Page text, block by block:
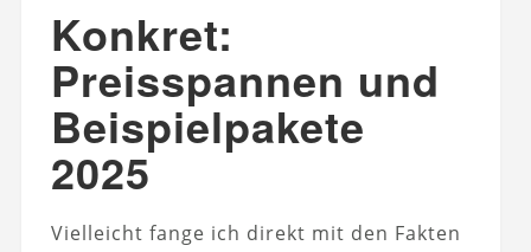
Konkret:
Preisspannen und
Beispielpakete
2025
Vielleicht fange ich direkt mit den Fakten